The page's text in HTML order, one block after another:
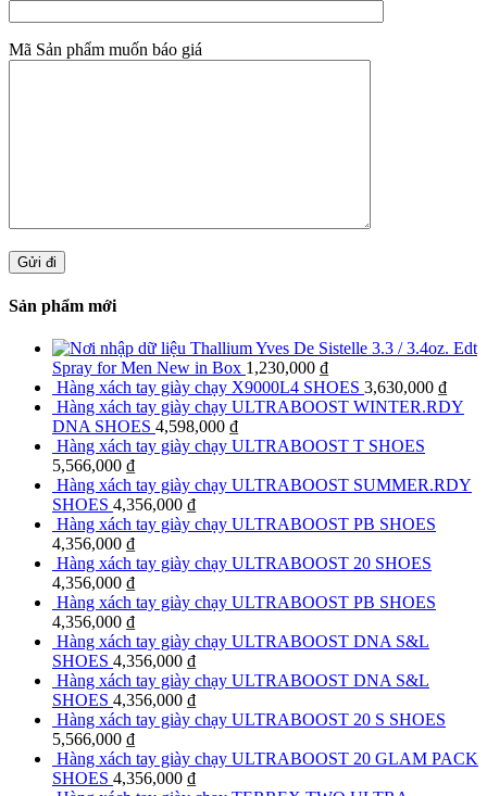
Mã Sản phẩm muốn báo giá
Sản phẩm mới
Thallium Yves De Sistelle 3.3 / 3.4oz. Edt
Spray for Men New in Box 1,230,000 ₫
Hàng xách tay giày chạy X9000L4 SHOES 3,630,000 ₫
Hàng xách tay giày chạy ULTRABOOST WINTER.RDY
DNA SHOES 4,598,000 ₫
Hàng xách tay giày chạy ULTRABOOST T SHOES
5,566,000 ₫
Hàng xách tay giày chạy ULTRABOOST SUMMER.RDY
SHOES 4,356,000 ₫
Hàng xách tay giày chạy ULTRABOOST PB SHOES
4,356,000 ₫
Hàng xách tay giày chạy ULTRABOOST 20 SHOES
4,356,000 ₫
Hàng xách tay giày chạy ULTRABOOST PB SHOES
4,356,000 ₫
Hàng xách tay giày chạy ULTRABOOST DNA S&L
SHOES 4,356,000 ₫
Hàng xách tay giày chạy ULTRABOOST DNA S&L
SHOES 4,356,000 ₫
Hàng xách tay giày chạy ULTRABOOST 20 S SHOES
5,566,000 ₫
Hàng xách tay giày chạy ULTRABOOST 20 GLAM PACK
SHOES 4,356,000 ₫